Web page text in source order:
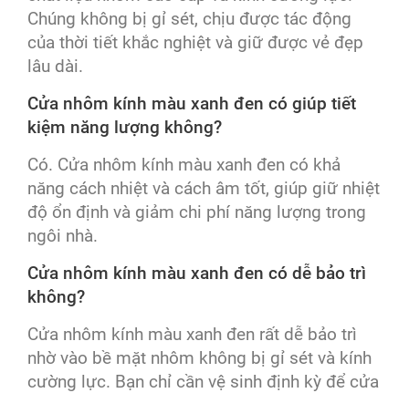
Chúng không bị gỉ sét, chịu được tác động
của thời tiết khắc nghiệt và giữ được vẻ đẹp
lâu dài.
Cửa nhôm kính màu xanh đen có giúp tiết
kiệm năng lượng không?
Có. Cửa nhôm kính màu xanh đen có khả
năng cách nhiệt và cách âm tốt, giúp giữ nhiệt
độ ổn định và giảm chi phí năng lượng trong
ngôi nhà.
Cửa nhôm kính màu xanh đen có dễ bảo trì
không?
Cửa nhôm kính màu xanh đen rất dễ bảo trì
nhờ vào bề mặt nhôm không bị gỉ sét và kính
cường lực. Bạn chỉ cần vệ sinh định kỳ để cửa